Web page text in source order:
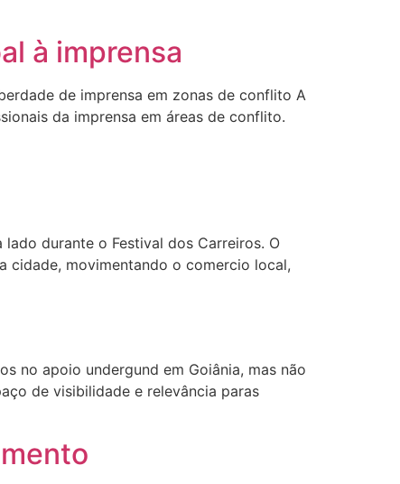
à imprensa
de imprensa em zonas de conflito A
da imprensa em áreas de conflito.
durante o Festival dos Carreiros. O
cidade, movimentando o comercio local,
no apoio undergund em Goiânia, mas não
de visibilidade e relevância paras